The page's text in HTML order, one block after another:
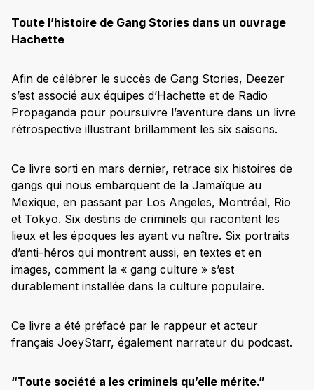
Toute l’histoire de Gang Stories dans un ouvrage
Hachette
Afin de célébrer le succès de Gang Stories, Deezer
s’est associé aux équipes d’Hachette et de Radio
Propaganda pour poursuivre l’aventure dans un livre
rétrospective illustrant brillamment les six saisons.
Ce livre sorti en mars dernier, retrace six histoires de
gangs qui nous embarquent de la Jamaïque au
Mexique, en passant par Los Angeles, Montréal, Rio
et Tokyo. Six destins de criminels qui racontent les
lieux et les époques les ayant vu naître. Six portraits
d’anti-héros qui montrent aussi, en textes et en
images, comment la « gang culture » s’est
durablement installée dans la culture populaire.
Ce livre a été préfacé par le rappeur et acteur
français JoeyStarr, également narrateur du podcast.
“Toute société a les criminels qu’elle mérite.”